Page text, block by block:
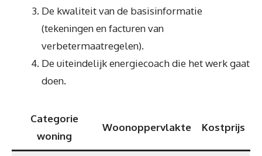
De kwaliteit van de basisinformatie
(tekeningen en facturen van
verbetermaatregelen).
De uiteindelijk energiecoach die het werk gaat
doen.
Categorie
woning
Woonoppervlakte Kostprijs